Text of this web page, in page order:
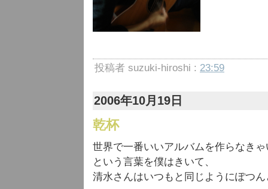
投稿者 suzuki-hiroshi : 23:59
2006年10月19日
乾杯
世界で一番いいアルバムを作らなき
という言葉を僕はきいて、
清水さんはいつもと同じようにぽつ